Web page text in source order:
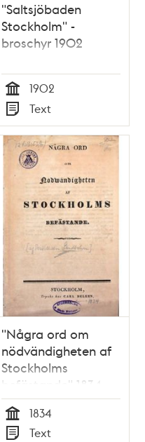
"Saltsjöbaden
Stockholm" -
broschyr 1902
Tid
1902
Typ
Text
"Några ord om
nödvändigheten af
Stockholms
befästande" 1834
Tid
1834
Text